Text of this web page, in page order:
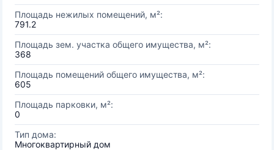
Площадь нежилых помещений, м²:
791.2
Площадь зем. участка общего имущества, м²:
368
Площадь помещений общего имущества, м²:
605
Площадь парковки, м²:
0
Тип дома:
Многоквартирный дом